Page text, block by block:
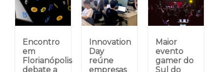
Encontro
em
Florianópolis
debate a
Innovation
Day
reúne
empresas
Maior
evento
gamer do
Sul do